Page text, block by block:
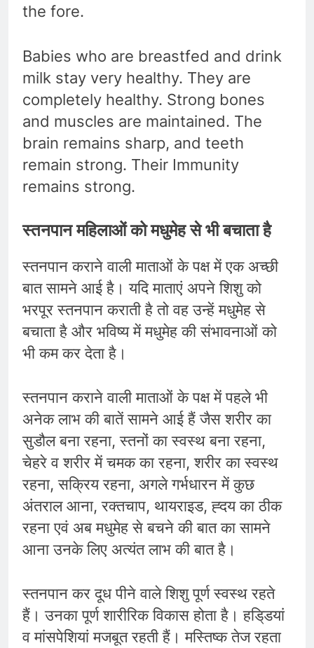
the fore.
Babies who are breastfed and drink
milk stay very healthy. They are
completely healthy. Strong bones
and muscles are maintained. The
brain remains sharp, and teeth
remain strong. Their Immunity
remains strong.
स्तनपान महिलाओं को मधुमेह से भी बचाता है
स्तनपान कराने वाली माताओं के पक्ष में एक अच्छी
बात सामने आई है। यदि माताएं अपने शिशु को
भरपूर स्तनपान कराती है तो वह उन्हें मधुमेह से
बचाता है और भविष्य में मधुमेह की संभावनाओं को
भी कम कर देता है।
स्तनपान कराने वाली माताओं के पक्ष में पहले भी
अनेक लाभ की बातें सामने आई हैं जैस शरीर का
सुडौल बना रहना, स्तनों का स्वस्थ बना रहना,
चेहरे व शरीर में चमक का रहना, शरीर का स्वस्थ
रहना, सक्रिय रहना, अगले गर्भधारन में कुछ
अंतराल आना, रक्तचाप, थायराइड, ह्दय का ठीक
रहना एवं अब मधुमेह से बचने की बात का सामने
आना उनके लिए अत्यंत लाभ की बात है।
स्तनपान कर दूध पीने वाले शिशु पूर्ण स्वस्थ रहते
हैं। उनका पूर्ण शारीरिक विकास होता है। हडि्डयां
व मांसपेशियां मजबूत रहती हैं। मस्तिष्क तेज रहता